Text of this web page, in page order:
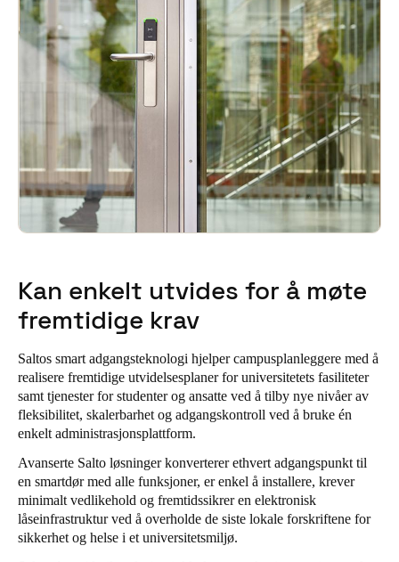
Lagre nytt valg som standard
Kan enkelt utvides for å møte
fremtidige krav
Saltos smart adgangsteknologi hjelper campusplanleggere med å
realisere fremtidige utvidelsesplaner for universitetets fasiliteter
samt tjenester for studenter og ansatte ved å tilby nye nivåer av
fleksibilitet, skalerbarhet og adgangskontroll ved å bruke én
enkelt administrasjonsplattform.
Avanserte Salto løsninger konverterer ethvert adgangspunkt til
en smartdør med alle funksjoner, er enkel å installere, krever
minimalt vedlikehold og fremtidssikrer en elektronisk
låseinfrastruktur ved å overholde de siste lokale forskriftene for
sikkerhet og helse i et universitetsmiljø.